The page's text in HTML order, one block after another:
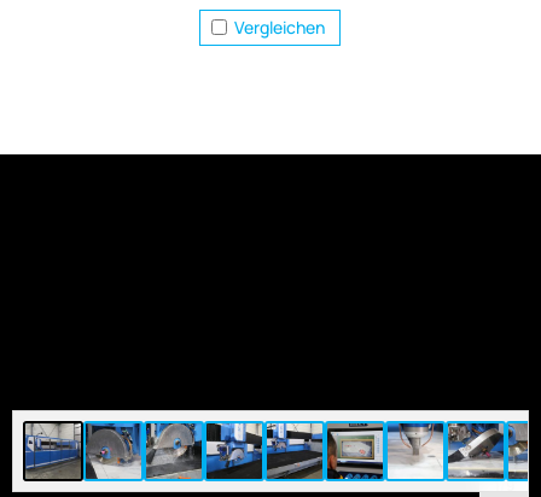
Vergleichen
1/9